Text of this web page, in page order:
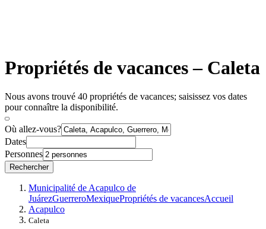
Propriétés de vacances – Caleta
Nous avons trouvé 40 propriétés de vacances; saisissez vos dates
pour connaître la disponibilité.
Où allez-vous?
Dates
Personnes
Rechercher
Municipalité de Acapulco de
JuárezGuerreroMexiquePropriétés de vacancesAccueil
Acapulco
Caleta